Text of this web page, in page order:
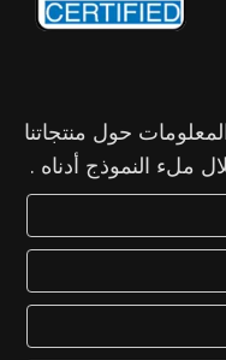
حول منتجاتنا
ملء النموذج أدناه .